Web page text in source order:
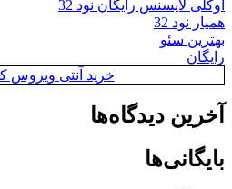
اوکلی لایسنس رایگان نود 32
همیار نود 32
بهترین سئو
رایگان
خرید آنتی
آخرین دیدگاه‌ها
بایگانی‌ها